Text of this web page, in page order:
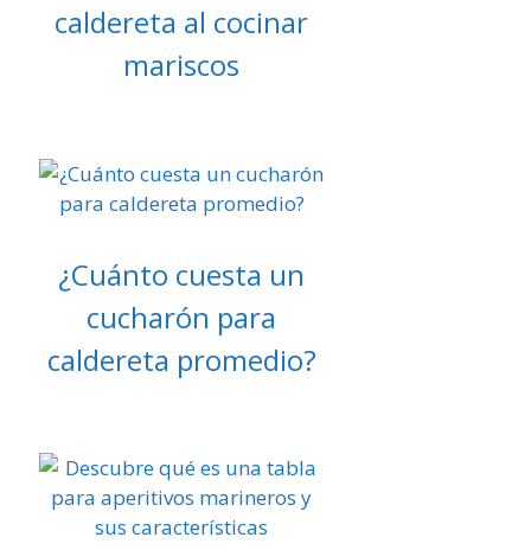
caldereta al cocinar
mariscos
¿Cuánto cuesta un
cucharón para
caldereta promedio?